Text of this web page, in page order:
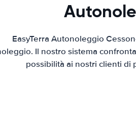
EasyTerra Autonoleggio
Il nostro sistema
possibilità ai nostri clienti